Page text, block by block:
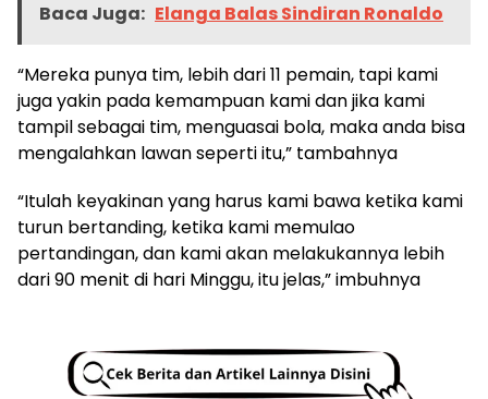
Baca Juga: Elanga Balas Sindiran Ronaldo
“Mereka punya tim, lebih dari 11 pemain, tapi kami
juga yakin pada kemampuan kami dan jika kami
tampil sebagai tim, menguasai bola, maka anda bisa
mengalahkan lawan seperti itu,” tambahnya
“Itulah keyakinan yang harus kami bawa ketika kami
turun bertanding, ketika kami memulao
pertandingan, dan kami akan melakukannya lebih
dari 90 menit di hari Minggu, itu jelas,” imbuhnya